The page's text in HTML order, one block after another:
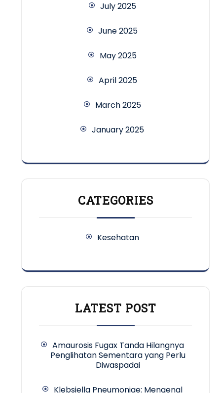
July 2025
June 2025
May 2025
April 2025
March 2025
January 2025
CATEGORIES
Kesehatan
LATEST POST
Amaurosis Fugax Tanda Hilangnya
Penglihatan Sementara yang Perlu
Diwaspadai
Klebsiella Pneumoniae: Mengenal